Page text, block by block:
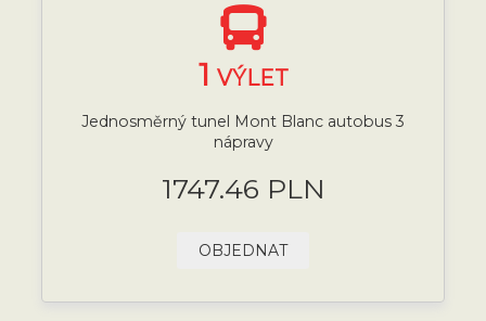
1 VÝLET
Jednosměrný tunel Mont Blanc autobus 3
nápravy
1747.46 PLN
OBJEDNAT